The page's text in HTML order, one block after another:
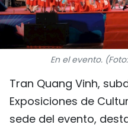
TIẾNG
En el evento.
Tran Quang Vinh,
Exposiciones de
sede del evento,